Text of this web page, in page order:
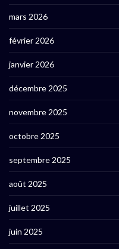
mars 2026
février 2026
janvier 2026
décembre 2025
novembre 2025
octobre 2025
septembre 2025
août 2025
juillet 2025
juin 2025